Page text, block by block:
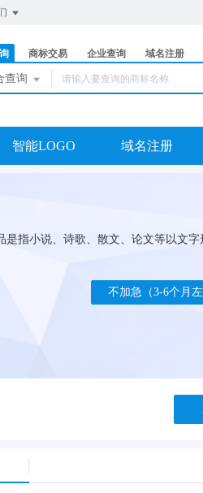
商标交易 企业查询 域名注册
查询
智能LOGO 域名注册
是指小说、诗歌、散文、论文等以文
不加急（3-6个月左